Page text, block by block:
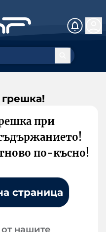
при
по-късно!
страница
нашите